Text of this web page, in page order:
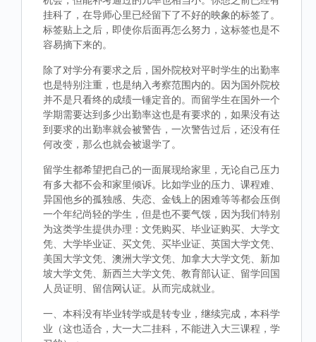
挂科了，在导师心里已经留下了不好的映象的标签了。
标签贴上之后，即使你后面再怎么努力，这标签也是不
容易摘下来的。
除了对学分有要求之后，国外院校对平时学生的出勤率
也是特别注重，也是纳入考察范围内的。因为国外院校
并不是只看终的成绩一锤定音的。而留学生在国外一个
学期需要达到多少出勤率这也是有要求的，如果没有达
到要求的出勤率就会被警告，一次警告过后，还没有任
何改变，那么也就会被退学了。
留学生都希望把自己的一面展现给家里，无论自己压力
有多大都不会和家里倾诉。比如学业的压力、课程难、
异国他乡的孤独感、失恋、金钱上的困难等等都会压倒
一个年纪尚轻的学生，但是也不要气馁，因为我们特别
为这类学生提供办理：文凭购买、毕业证购买、大学文
凭、大学毕业证、买文凭、买毕业证、英国大学文凭、
美国大学文凭、澳洲大学文凭、加拿大大学文凭、新加
坡大学文凭、新西兰大学文凭、教育部认证、留学回国
人员证明、留信网认证。从而完成就业。
一、本科没有毕业转学或是转专业，继续完成，本科学
业（这也适合，大一大二挂科，不能进入大三课程，学